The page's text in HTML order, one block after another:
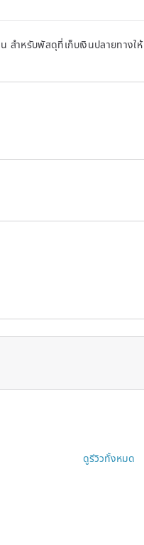
สำหรับพัสดุที่เก็บเงินปลายทางให้
ดูรีวิวทั้งหมด